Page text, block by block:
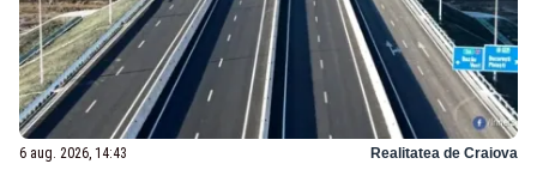
6 aug. 2026, 14:43 Realitatea de Craiova